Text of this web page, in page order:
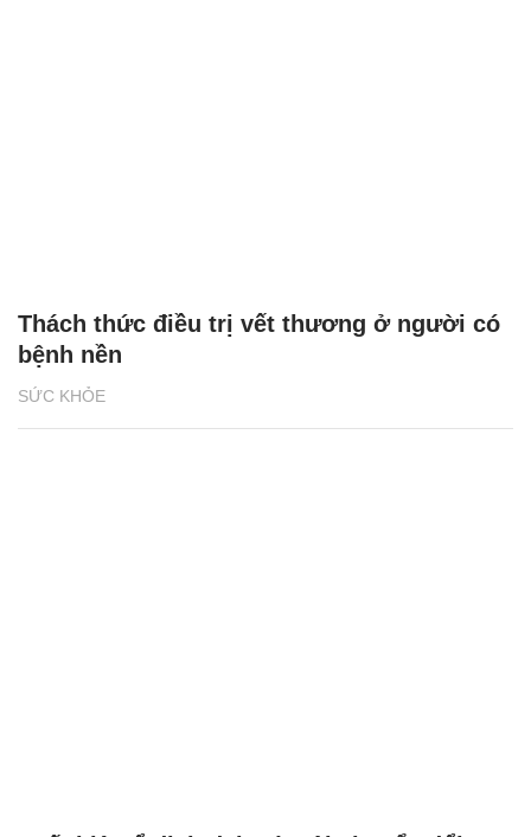
SỨC KHỎE
Thách thức điều trị vết thương ở người có
bệnh nền